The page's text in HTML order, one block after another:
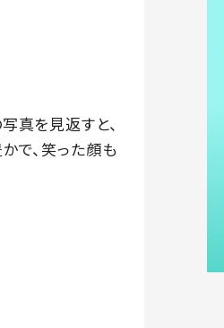
真を見返すと、
で、笑った顔も